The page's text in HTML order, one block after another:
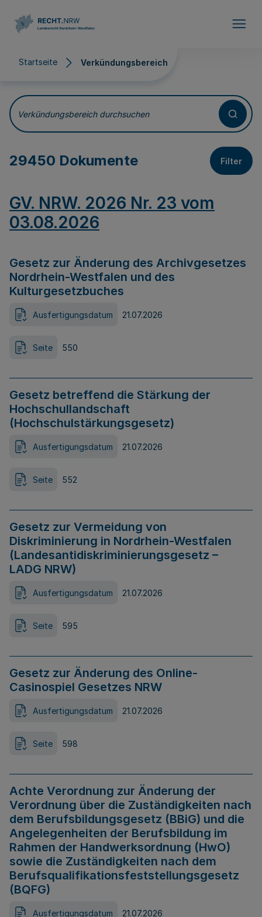
Startseite Verkündungsbereich
Verkündungsbereich
Verkündungsbereich durchsuchen
29450 Dokumente Filter
GV. NRW. 2026 Nr. 23 vom
03.08.2026
Gesetz zur Änderung des Archivgesetzes
Nordrhein-Westfalen und des
Kulturgesetzbuches
Ausfertigungsdatum 21.07.2026
Seite 550
Gesetz betreffend die Stärkung der
Hochschullandschaft
(Hochschulstärkungsgesetz)
Ausfertigungsdatum 21.07.2026
Seite 552
Gesetz zur Vermeidung von
Diskriminierung in Nordrhein-Westfalen
(Landesantidiskriminierungsgesetz –
LADG NRW)
Ausfertigungsdatum 21.07.2026
Seite 595
Gesetz zur Änderung des Online-
Casinospiel Gesetzes NRW
Ausfertigungsdatum 21.07.2026
Seite 598
Achte Verordnung zur Änderung der
Verordnung über die Zuständigkeiten nach
dem Berufsbildungsgesetz (BBiG) und die
Angelegenheiten der Berufsbildung im
Rahmen der Handwerksordnung (HwO)
sowie die Zuständigkeiten nach dem
Berufsqualifikationsfeststellungsgesetz
(BQFG)
Ausfertigungsdatum 21.07.2026